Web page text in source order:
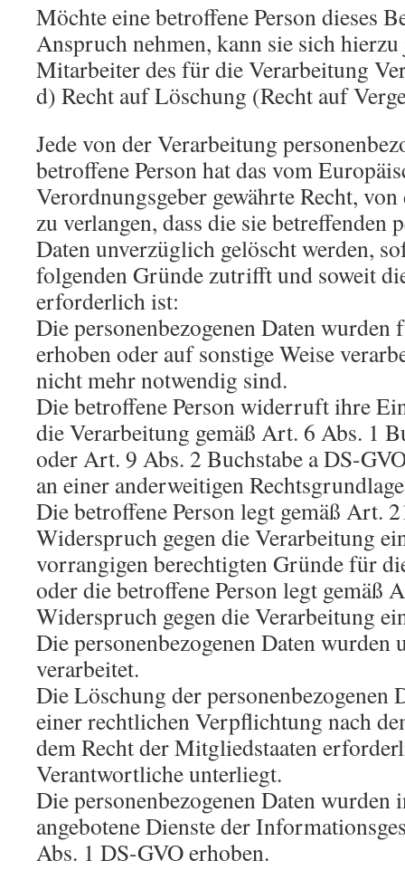
Möchte eine betroffene Person dieses
Anspruch nehmen, kann sie sich
Mitarbeiter des für die Verarbeitung
d) Recht auf Löschung (Recht auf
Jede von der Verarbeitung
betroffene Person hat das vom
Verordnungsgeber gewährte Recht,
zu verlangen, dass die sie betreffenden
Daten unverzüglich gelöscht werden,
folgenden Gründe zutrifft und soweit
erforderlich ist:
Die personenbezogenen Daten wurden
erhoben oder auf sonstige Weise
nicht mehr notwendig sind.
Die betroffene Person widerruft ihre
die Verarbeitung gemäß Art. 6 Abs. 1
oder Art. 9 Abs. 2 Buchstabe a DS-
an einer anderweitigen
Die betroffene Person legt gemäß Art.
Widerspruch gegen die Verarbeitung
vorrangigen berechtigten Gründe für
oder die betroffene Person legt gemäß
Widerspruch gegen die Verarbeitung
Die personenbezogenen Daten wurden
verarbeitet.
Die Löschung der
einer rechtlichen Verpflichtung nach
dem Recht der Mitgliedstaaten
Verantwortliche unterliegt.
Die personenbezogenen Daten wurden
angebotene Dienste der
Abs. 1 DS-GVO erhoben.